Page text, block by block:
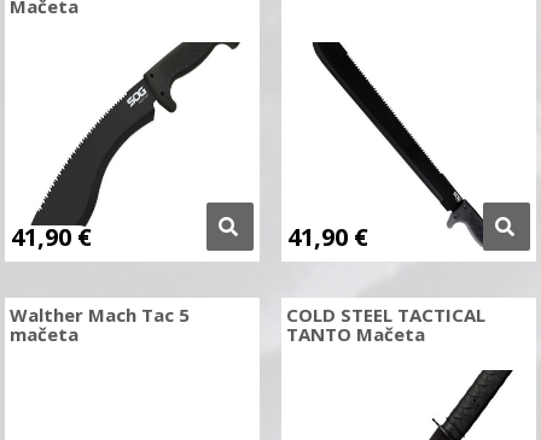
Mačeta
41,90 € 41,90 €
Walther Mach Tac 5
mačeta
COLD STEEL TACTICAL
TANTO Mačeta